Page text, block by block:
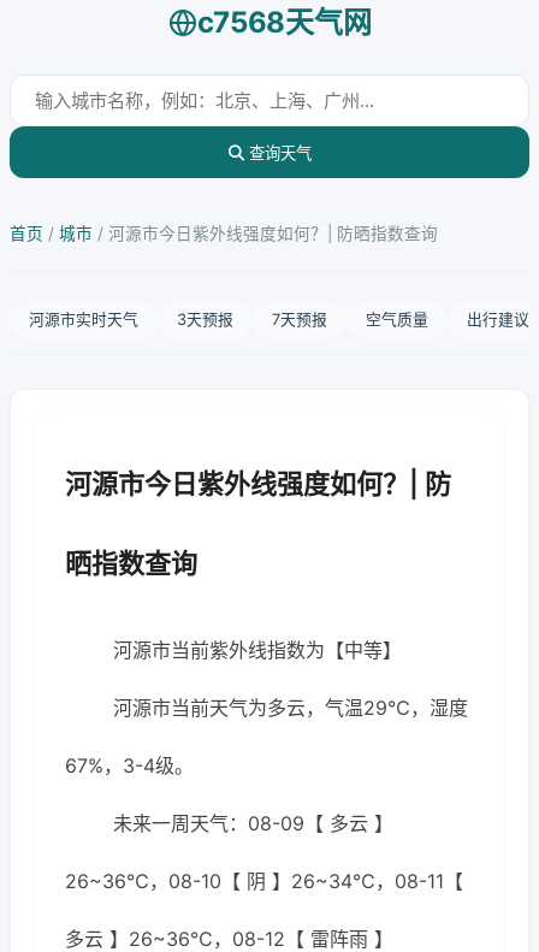
c7568天气网
查询天气
首页 / 城市 / 河源市今日紫外线强度如何？| 防晒指数查询
河源市实时天气 3天预报 7天预报 空气质量 出行建议
河源市今日紫外线强度如何？| 防
晒指数查询
河源市当前紫外线指数为【中等】
河源市当前天气为多云，气温29℃，湿度
67%，3-4级。
未来一周天气：08-09【 多云 】
26~36℃，08-10【 阴 】26~34℃，08-11【
多云 】26~36℃，08-12【 雷阵雨 】